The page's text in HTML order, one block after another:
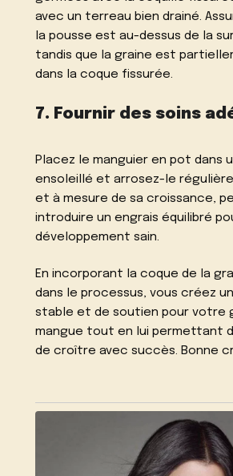
avec un terreau bien drainé.
la pousse est au-dessus de la
tandis que la graine est
dans la coque fissurée.
7. Fournir des soins
Placez le manguier en pot dans
ensoleillé et arrosez-le
et à mesure de sa croissance,
introduire un engrais équilibré
développement sain.
En incorporant la coque de la
dans le processus, vous créez
stable et de soutien pour votre
mangue tout en lui permettant
de croître avec succès. Bonne